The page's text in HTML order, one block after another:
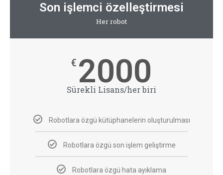
Son işlemci özelleştirmesi
Her robot
€ 2000
Sürekli Lisans/her biri
Robotlara özgü kütüphanelerin oluşturulması
Robotlara özgü son işlem geliştirme
Robotlara özgü hata ayıklama